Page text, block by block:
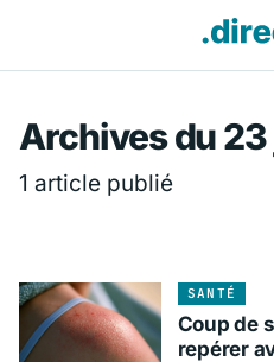
Archives du
1 article publié
SANTÉ
Coup de
repérer